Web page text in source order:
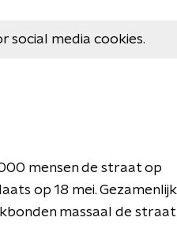
social media cookies.
mensen de straat op
op 18 mei. Gezamenlijk
massaal de straat